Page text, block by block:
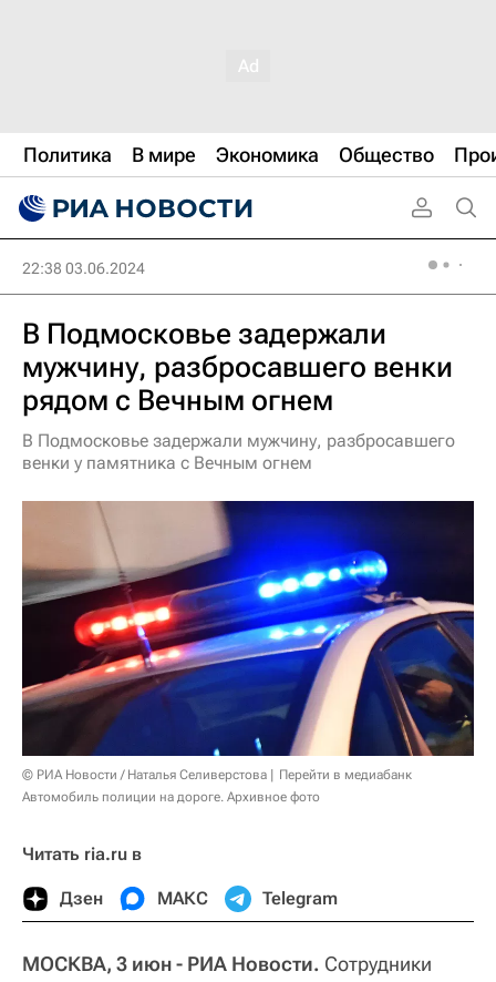
Политика В мире Экономика Общество
22:38 03.06.2024
В Подмосковье задержали
мужчину, разбросавшего венки
рядом с Вечным огнем
В Подмосковье задержали мужчину, разбросавшего
венки у памятника с Вечным огнем
© РИА Новости / Наталья Селиверстова
Перейти в медиабанк
Автомобиль полиции на дороге. Архивное фото
Читать ria.ru в
Дзен МАКС Telegram
МОСКВА, 3 июн - РИА Новости. Сотрудники